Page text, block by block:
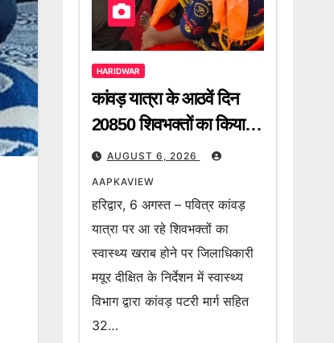
HARIDWAR
कांवड़ यात्रा के आठवें दिन
20850 शिवभक्तों का किया
गया निशुल्क उपचार
AUGUST 6, 2026
AAPKAVIEW
हरिद्वार, 6 अगस्त – पवित्र कांवड़
यात्रा पर आ रहे शिवभक्तों का
स्वास्थ्य खराब होने पर जिलाधिकारी
मयूर दीक्षित के निर्देशन में स्वास्थ्य
विभाग द्वारा कांवड़ पटरी मार्ग सहित
32…